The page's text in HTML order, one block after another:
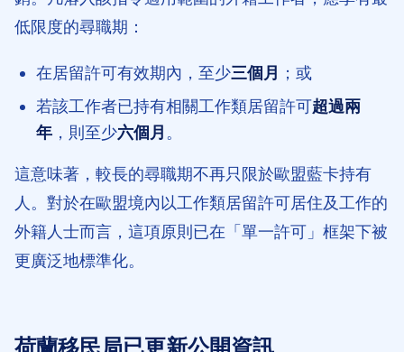
低限度的尋職期：
在居留許可有效期內，至少三個月
；或
若該工作者已持有相關工作類居留許可超過兩
年 ，則至少六個月 。
這意味著，較長的尋職期不再只限於歐盟藍卡持有
人。對於在歐盟境內以工作類居留許可居住及工作的
外籍人士而言，這項原則已在「單一許可」框架下被
更廣泛地標準化。